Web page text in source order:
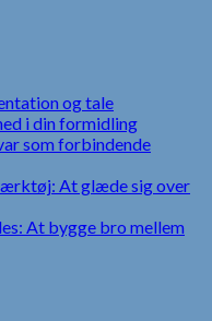
og tale
i din formidling
som forbindende
At glæde sig over
At bygge bro mellem